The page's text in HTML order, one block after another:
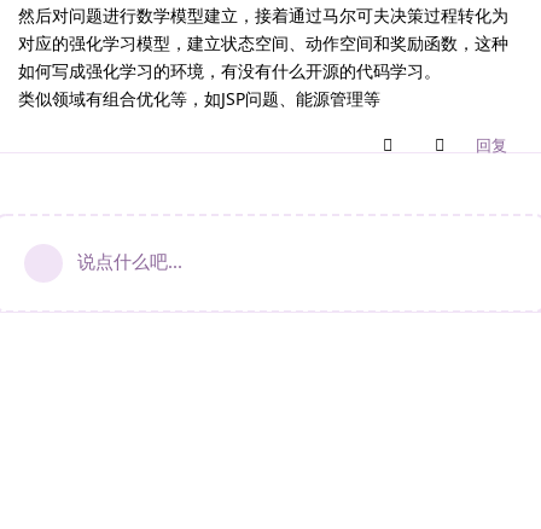
然后对问题进行数学模型建立，接着通过马尔可夫决策过程转化为
对应的强化学习模型，建立状态空间、动作空间和奖励函数，这种
如何写成强化学习的环境，有没有什么开源的代码学习。
类似领域有组合优化等，如JSP问题、能源管理等
回复
说点什么吧...